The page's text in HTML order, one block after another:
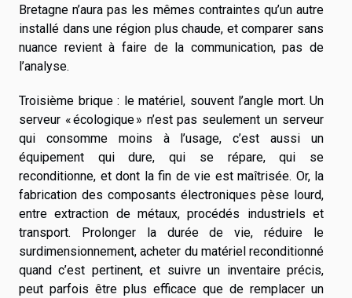
Bretagne n’aura pas les mêmes contraintes qu’un autre
installé dans une région plus chaude, et comparer sans
nuance revient à faire de la communication, pas de
l’analyse.
Troisième brique : le matériel, souvent l’angle mort. Un
serveur « écologique » n’est pas seulement un serveur
qui consomme moins à l’usage, c’est aussi un
équipement qui dure, qui se répare, qui se
reconditionne, et dont la fin de vie est maîtrisée. Or, la
fabrication des composants électroniques pèse lourd,
entre extraction de métaux, procédés industriels et
transport. Prolonger la durée de vie, réduire le
surdimensionnement, acheter du matériel reconditionné
quand c’est pertinent, et suivre un inventaire précis,
peut parfois être plus efficace que de remplacer un